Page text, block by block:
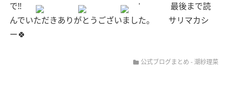
で‼︎
ʾ
最後まで読
んでいただきありがとうございました。
サリマカシ
ー🍀
公式ブログまとめ -潮紗理菜